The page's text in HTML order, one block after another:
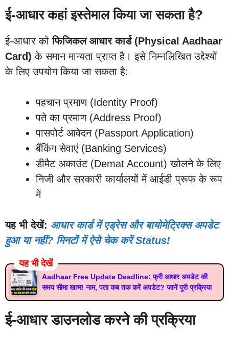
ई-आधार कहां इस्तेमाल किया जा सकता है?
ई-आधार कोफिजिकल आधार कार्ड (Physical Aadhaar
Card) के समान मान्यता प्राप्त है। इसे निम्नलिखित उद्देश्यों
के लिए उपयोग किया जा सकता है:
पहचान प्रमाण (Identity Proof)
पते का प्रमाण (Address Proof)
पासपोर्ट आवेदन (Passport Application)
बैंकिंग सेवाएं (Banking Services)
डीमैट अकाउंट (Demat Account) खोलने के लिए
निजी और सरकारी कार्यालयों में आईडी प्रूफ के रूप
में
यह भी देखें: आधार कार्ड में एड्रेस और बायोमेट्रिक्स अपडेट
हुआ या नहीं? मिनटों में ऐसे चेक करें Status!
यह भी देखें
Aadhaar Free Update Deadline: फ्री आधार अपडेट की
समय सीमा खत्म! नाम, पता कब तक करें अपडेट? जानें पूरी प्रक्रिया
ई-आधार डाउनलोड करने की प्रक्रिया